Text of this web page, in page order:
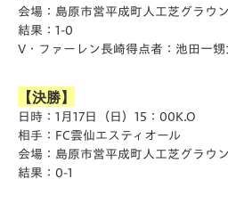
会場：島原市営平成町人工芝グラウ
結果：1-0
V・ファーレン長崎得点者：池田一甥
【決勝】
日時：1月17日（日）15：00K.O
相手：FC雲仙エスティオール
会場：島原市営平成町人工芝グラウ
結果：0-1